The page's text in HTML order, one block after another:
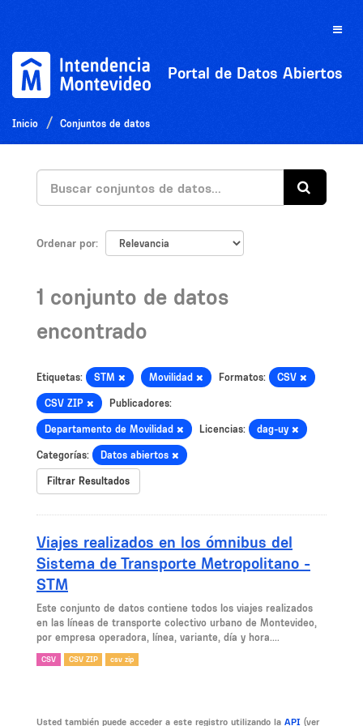
Toggle
Portal de Datos Abiertos
Inicio Conjuntos de datos
Ordenar por
1 conjunto de datos
encontrado
Etiquetas: STM Movilidad Formatos: CSV
CSV ZIP Publicadores:
Departamento de Movilidad Licencias: dag-uy
Categorías: Datos abiertos
Filtrar Resultados
Viajes realizados en los ómnibus del
Sistema de Transporte Metropolitano -
STM
Este conjunto de datos contiene todos los viajes realizados
en las líneas de transporte colectivo urbano de Montevideo,
por empresa operadora, línea, variante, día y hora....
CSV CSV ZIP csv zip
Usted también puede acceder a este registro utilizando la API (ver